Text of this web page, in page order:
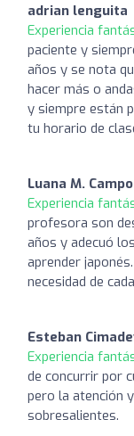
adrian lenguita
Experiencia
paciente y
años y se nota
hacer más o
y siempre están
tu horario de
Luana M.
Experiencia
profesora son
años y adecuó
aprender
necesidad de
Esteban
Experiencia
de concurrir por
pero la atención
sobresalientes.